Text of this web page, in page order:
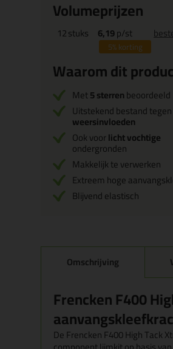
Volumeprijzen
12stuks 6,19p/st
5%korting
Waarom dit
Met5 sterrenbeoordeeld
Uitstekend bestand tegen
weersinvloeden
Ook voorlicht vochtige
ondergronden
Makkelijk te verwerken
Extreem hoge
Blijvend elastisch
Omschrijving
Frencken F400
De Frencken F400 High Tack